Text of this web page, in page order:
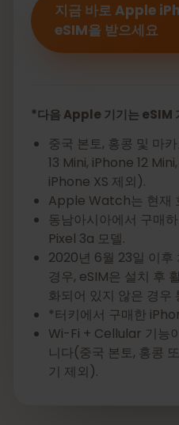
지금 바로 Apple
eSIM을 받으세요
*다음 Apple 기기는 eSIM
중국 본토, 홍콩 및 마
13 Mini, iPhone 12
iPhone XS 제외).
Apple Watch는 현재
동남아시아에서 구매
Pixel 3a 모델.
2020년 6월 23일 이후
경우, eSIM은 설치 후
화되어 있지 않은 경우
*터키에서 구매한
Wi-Fi + Cellular 기능
니다(중국 본토, 홍콩
기 제외).